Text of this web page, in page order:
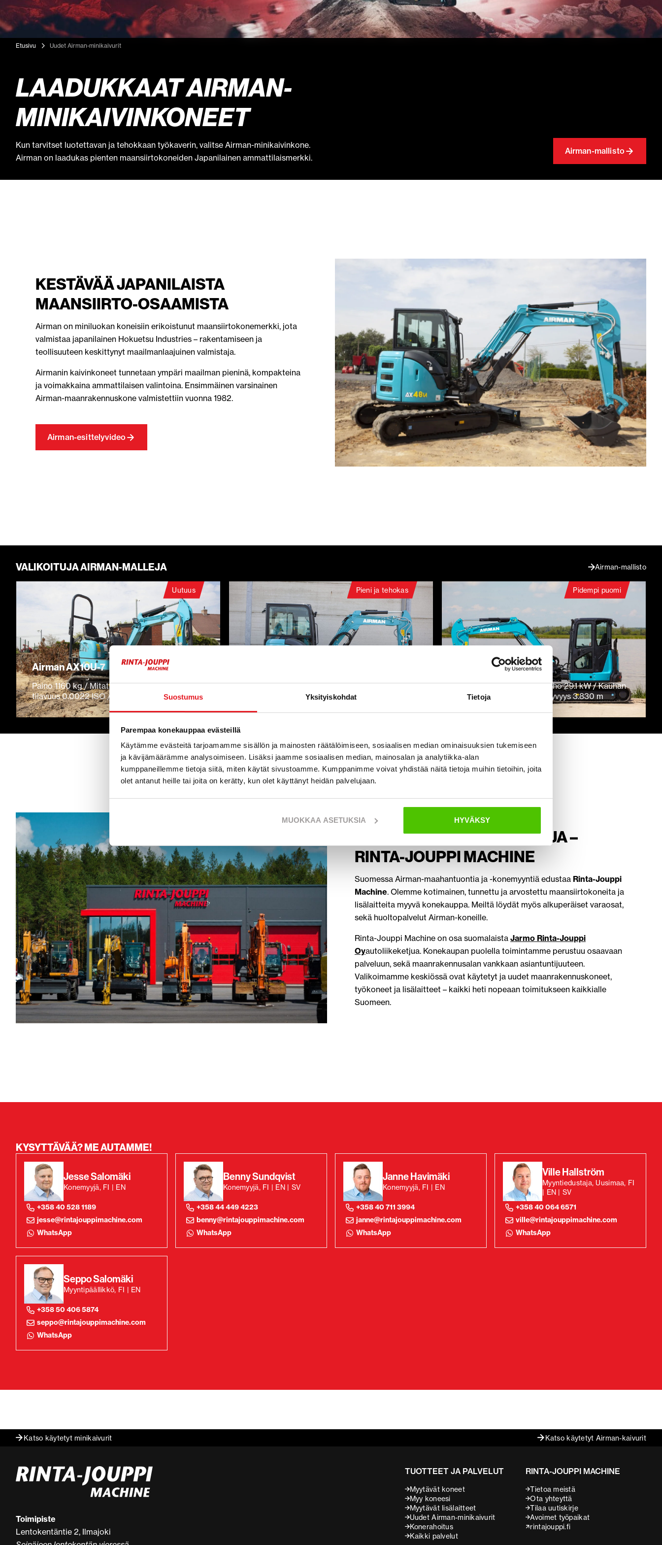
Suostumus Yksityiskohdat Tietoja
Parempaa konekauppaa evästeillä
Käytämme evästeitä tarjoamamme sisällön ja mainosten räätälöimiseen, sosiaalisen median ominaisuuksien tukemiseen
ja kävijämäärämme analysoimiseen. Lisäksi jaamme sosiaalisen median, mainosalan ja analytiikka-alan
kumppaneillemme tietoja siitä, miten käytät sivustoamme. Kumppanimme voivat yhdistää näitä tietoja muihin tietoihin, joita
olet antanut heille tai joita on kerätty, kun olet käyttänyt heidän palvelujaan.
MUOKKAA ASETUKSIA HYVÄKSY
Etusivu Uudet Airman-minikaivurit
LAADUKKAAT AIRMAN-
MINIKAIVINKONEET
Kun tarvitset luotettavan ja tehokkaan työkaverin, valitse Airman-minikaivinkone.
Airman on laadukas pienten maansiirtokoneiden Japanilainen ammattilaismerkki.
Airman-mallisto
KESTÄVÄÄ JAPANILAISTA
MAANSIIRTO-OSAAMISTA
Airman on miniluokan koneisiin erikoistunut maansiirtokonemerkki, jota
valmistaa japanilainen Hokuetsu Industries – rakentamiseen ja
teollisuuteen keskittynyt maailmanlaajuinen valmistaja.
Airmanin kaivinkoneet tunnetaan ympäri maailman pieninä, kompakteina
ja voimakkaina ammattilaisen valintoina. Ensimmäinen varsinainen
Airman-maanrakennuskone valmistettiin vuonna 1982.
Airman-esittelyvideo
VALIKOITUJA AIRMAN-MALLEJA Airman-mallisto
Uutuus
Airman AX10U-7
Paino 1160 kg / Mitattu teho 9.5 kW / Kauhan
tilavuus 0.0022 ISO / Kaivuusyvyys 1.780 m
Pieni ja tehokas
Paino 3720 kg / Mitattu teho 18.8 kW / Kauhan
tilavuus 0.08 ISO / Kaivuusyvyys 3.130 m
Pidempi puomi
Airman AX55U-7
Paino 5310 kg / Mitattu teho 29.1 kW / Kauhan
tilavuus 0.11 ISO / Kaivuusyvyys 3.830 m
VIRALLINEN MAAHANTUOJA –
RINTA-JOUPPI MACHINE
Suomessa Airman-maahantuontia ja -konemyyntiä edustaa Rinta-Jouppi
Machine. Olemme kotimainen, tunnettu ja arvostettu maansiirtokoneita ja
lisälaitteita myyvä konekauppa. Meiltä löydät myös alkuperäiset varaosat,
sekä huoltopalvelut Airman-koneille.
Rinta-Jouppi Machine on osa suomalaista Jarmo Rinta-Jouppi
Oyautoliikeketjua. Konekaupan puolella toimintamme perustuu osaavaan
palveluun, sekä maanrakennusalan vankkaan asiantuntijuuteen.
Valikoimamme keskiössä ovat käytetyt ja uudet maanrakennuskoneet,
työkoneet ja lisälaitteet – kaikki heti nopeaan toimitukseen kaikkialle
Suomeen.
KYSYTTÄVÄÄ? ME AUTAMME!
Jesse Salomäki
Konemyyjä, FI | EN
+358 40 528 1189
jesse@rintajouppimachine.com
WhatsApp
Benny Sundqvist
Konemyyjä, FI | EN | SV
+358 44 449 4223
benny@rintajouppimachine.com
WhatsApp
Janne Havimäki
Konemyyjä, FI | EN
+358 40 711 3994
janne@rintajouppimachine.com
WhatsApp
Ville Hallström
Myyntiedustaja, Uusimaa, FI
| EN | SV
+358 40 064 6571
ville@rintajouppimachine.com
WhatsApp
Seppo Salomäki
Myyntipäällikkö, FI | EN
+358 50 406 5874
seppo@rintajouppimachine.com
WhatsApp
Katso käytetyt minikaivurit Katso käytetyt Airman-kaivurit
Toimipiste
Lentokentäntie 2, Ilmajoki
TUOTTEET JA PALVELUT
Myytävät koneet
Myy koneesi
Myytävät lisälaitteet
Uudet Airman-minikaivurit
Konerahoitus
Kaikki palvelut
RINTA-JOUPPI MACHINE
Tietoa meistä
Ota yhteyttä
Tilaa uutiskirje
Avoimet työpaikat
rintajouppi.fi